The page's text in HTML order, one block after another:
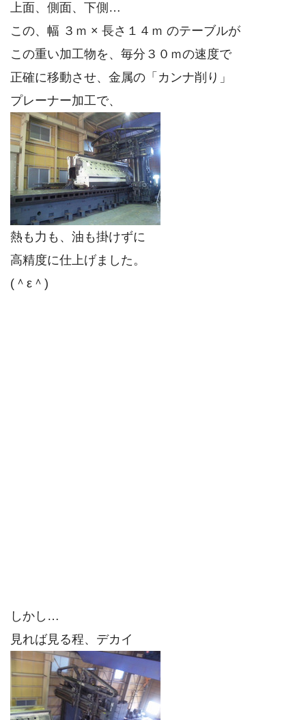
上面、側面、下側…
この、幅 ３ｍ × 長さ１４ｍ のテーブルが
この重い加工物を、毎分３０ｍの速度で
正確に移動させ、金属の「カンナ削り」
プレーナー加工で、
熱も力も、油も掛けずに
高精度に仕上げました。
(＾ε＾)
しかし…
見れば見る程、デカイ